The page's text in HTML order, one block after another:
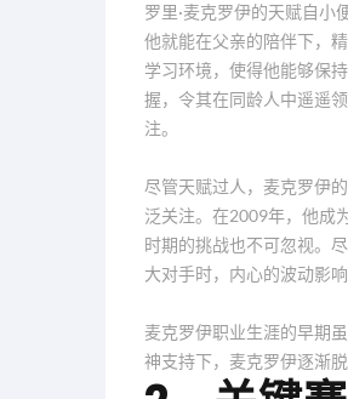
罗里·麦克罗伊的天赋自
他就能在父亲的陪伴下，
学习环境，使得他能够保
握，令其在同龄人中遥遥
注。
尽管天赋过人，麦克罗伊
泛关注。在2009年，他成
时期的挑战也不可忽视。
大对手时，内心的波动影响
麦克罗伊职业生涯的早期
神支持下，麦克罗伊逐渐